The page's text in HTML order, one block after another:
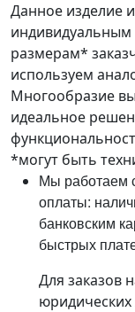
Данное изделие
размерам*
используем
Многообразие
идеальное
*могут быть
Мы работаем
оплаты:
банковским
быстрых
Для заказов